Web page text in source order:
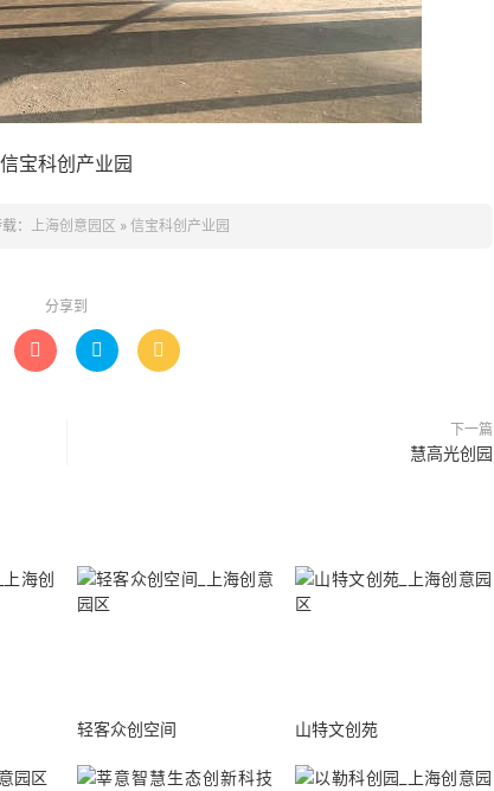
信宝科创产业园
： 上海创意园区 » 信宝科创产业园
分享到
  
下一篇
慧高光创园
轻客众创空间 山特文创苑